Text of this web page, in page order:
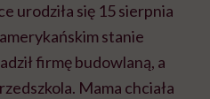
urodziła się 15 sierpnia
stanie
firmę budowlaną, a
Mama chciała